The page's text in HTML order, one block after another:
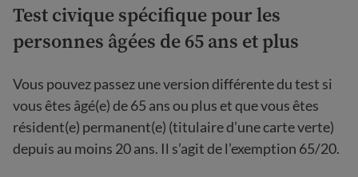
Test civique spécifique pour les
personnes âgées de 65 ans et plus
Vous pouvez passez une version différente du test si
vous êtes âgé(e) de 65 ans ou plus et que vous êtes
résident(e) permanent(e) (titulaire d’une carte verte)
depuis au moins 20 ans. Il s’agit de l’exemption 65/20.